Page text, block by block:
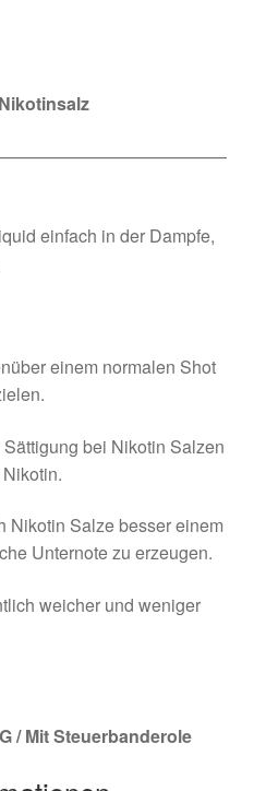
einfach in der Dampfe,
einem normalen Shot
bei Nikotin Salzen
Nikotin Salze besser einem
Unternote zu erzeugen.
weicher und weniger
/ Mit Steuerbanderole